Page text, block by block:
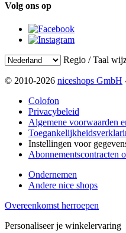
Volg ons op
Regio / Taal
© 2010-2026 niceshops GmbH
Colofon
Privacybeleid
Algemene voorwaarden
Instellingen voor
Abonnementscontracten
Ondernemen
Andere nice shops
Overeenkomst herroepen
Personaliseer je winkelervaring